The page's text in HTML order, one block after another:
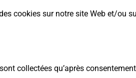
cookies sur notre site Web et/ou
collectées qu’après